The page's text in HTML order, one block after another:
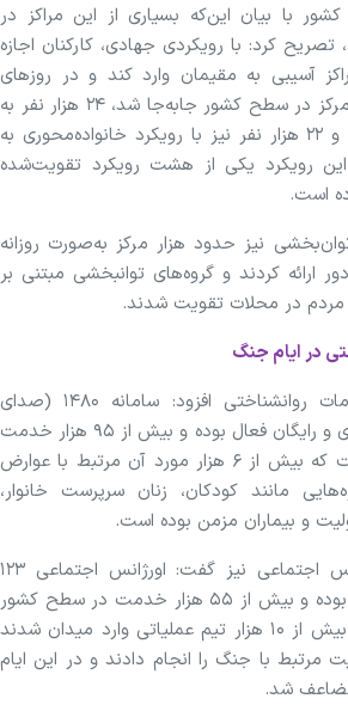
با بیان این‌که بسیاری از این مراکز در
کرد: با رویکردی جهادی، کارکنان اجازه
آسیبی به مقیمان وارد کند و در روزهای
ابتدایی جنگ، حدود ۱۸۰ مرکز در سطح کشور جابه‌جا شد، ۲۴ هزار نفر به
مناطق امن منتقل شدند و ۲۲ هزار نفر نیز با رویکرد خانواده‌محوری به
این رویکرد یکی از هشت رویکرد تقویت‌شده
است.
نیز حدود هزار مرکز به‌صورت روزانه
ارائه کردند و گروه‌های توانبخشی مبتنی بر
حسینی با اشاره به خدمات روانشناختی افزود: سامانه ۱۴۸۰ (صدای
مشاور) به‌صورت شبانه‌روزی و رایگان فعال بوده و بیش از ۹۵ هزار خدمت
روانشناختی ارائه کرده است که بیش از ۶ هزار مورد آن مرتبط با عوارض
مانند کودکان، زنان سرپرست خانوار،
و بیماران مزمن بوده است.
وی دربارهٔ عملکرد اورژانس اجتماعی نیز گفت: اورژانس اجتماعی ۱۲۳
به‌صورت شبانه‌روزی فعال بوده و بیش از ۵۵ هزار خدمت در سطح کشور
ارائه داده است. همچنین بیش از ۱۰ هزار تیم عملیاتی وارد میدان شدند
مأموریت مرتبط با جنگ را انجام دادند و در این ایام
شد.